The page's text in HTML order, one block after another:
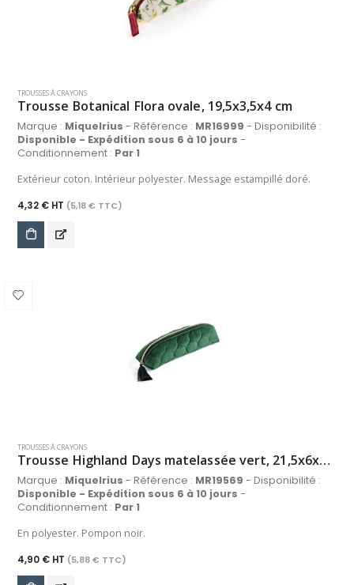
TROUSSES À CRAYONS
Trousse Botanical Flora ovale, 19,5x3,5x4 cm
Marque : Miquelrius - Référence : MR16999 - Disponibilité :
Disponible - Expédition sous 6 à 10 jours -
Conditionnement : Par 1
Extérieur coton. Intérieur polyester. Message estampillé doré.
4,32 € HT (5,18 € TTC)
TROUSSES À CRAYONS
Trousse Highland Days matelassée vert, 21,5x6x5,8 cm
Marque : Miquelrius - Référence : MR19569 - Disponibilité :
Disponible - Expédition sous 6 à 10 jours -
Conditionnement : Par 1
En polyester. Pompon noir.
4,90 € HT (5,88 € TTC)